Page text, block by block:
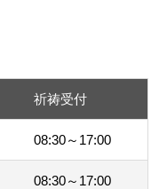
祈祷受付
08:30～17:00
08:30～17:00